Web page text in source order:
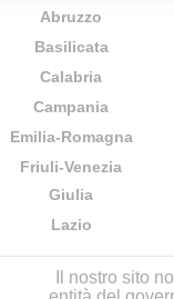
Abruzzo
Basilicata
Calabria
Campania
Emilia-Romagna
Friuli-Venezia
Giulia
Lazio
Il nostro sito